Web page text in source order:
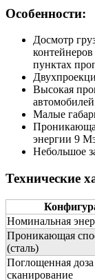
Особенности:
Досмотр
пунктах
Высокая
Малые
энергии 9
Небольшое
Технические
Номинальная
Проникающая
(сталь)
Поглощенная доза
сканирование